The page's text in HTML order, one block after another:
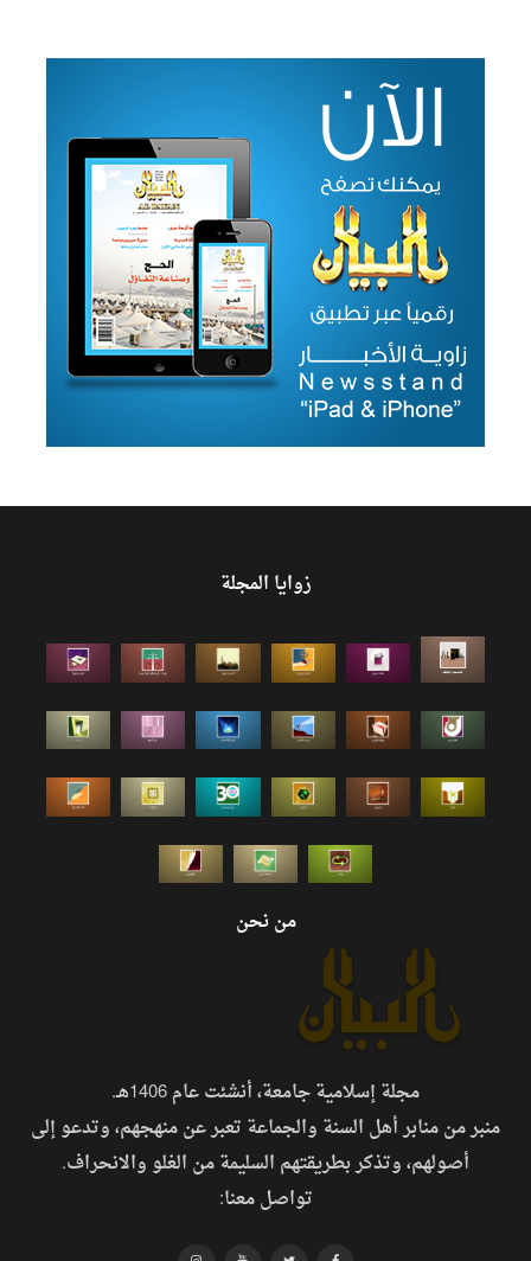
زوايا المجلة
من نحن
مجلة إسلامية جامعة، أنشئت عام 1406هـ.
منبر من منابر أهل السنة والجماعة تعبر عن منهجهم، وتدعو إلى
أصولهم، وتذكر بطريقتهم السليمة من الغلو والانحراف.
تواصل معنا: